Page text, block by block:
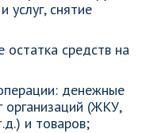
услуг, снятие
остатка средств на
денежные
организаций (ЖКУ,
и товаров;